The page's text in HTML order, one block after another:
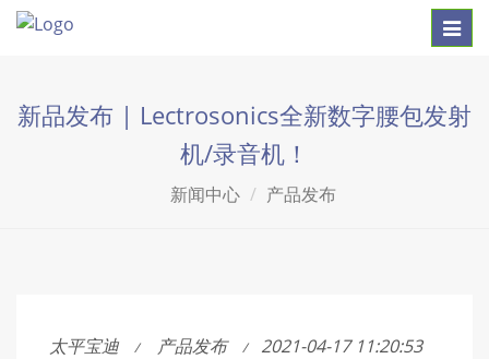
新品发布 | Lectrosonics全新数字腰包发射
机/录音机！
新闻中心 产品发布
太平宝迪 产品发布
2021-04-17 11:20:53